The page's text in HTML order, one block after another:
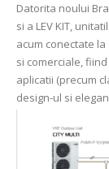
Datorita noului
si a LEV KIT,
acum conectate
si comerciale,
aplicatii (precum
design-ul si